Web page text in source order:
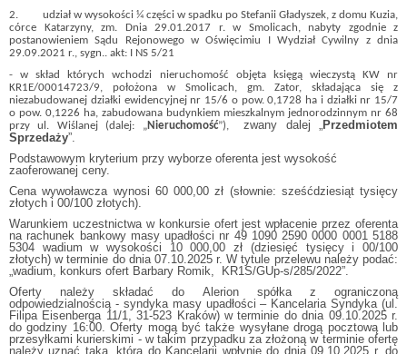
2. udział w wysokości ¼ części w spadku po Stefanii Gładyszek, z domu Kuzia,
córce Katarzyny, zm. Dnia 29.01.2017 r. w Smolicach, nabyty zgodnie z
postanowieniem Sądu Rejonowego w Oświęcimiu I Wydział Cywilny z dnia
29.09.2021 r., sygn.. akt: I NS 5/21
- w skład których wchodzi nieruchomość objęta księgą wieczystą KW nr
KR1E/00014723/9, położona w Smolicach, gm. Zator, składająca się z
niezabudowanej działki ewidencyjnej nr 15/6 o pow. 0,1728 ha i działki nr 15/7
o pow. 0,1226 ha, zabudowana budynkiem mieszkalnym jednorodzinnym nr 68
przy ul. Wiślanej (dalej: „Nieruchomość”),zwany dalej „
Przedmiotem
Sprzedaży”.
Podstawowym kryterium przy wyborze oferenta jest wysokość
zaoferowanej ceny.
Cena wywoławcza wynosi 60 000,00 zł (słownie: sześćdziesiąt tysięcy
złotych i 00/100 złotych).
Warunkiem uczestnictwa w konkursie ofert jest wpłacenie przez oferenta
na rachunek bankowy masy upadłości nr 49 1090 2590 0000 0001 5188
5304 wadium w wysokości 10 000,00 zł (dziesięć tysięcy i 00/100
złotych) w terminie do dnia 07.10.2025 r. W tytule przelewu należy podać:
„wadium, konkurs ofert Barbary Romik, KR1S/GUp-s/285/2022”.
Oferty należy składać do Alerion spółka z ograniczoną
odpowiedzialnością - syndyka masy upadłości – Kancelaria Syndyka (ul.
Filipa Eisenberga 11/1, 31-523 Kraków) w terminie do dnia 09.10.2025 r.
do godziny 16:00.
Oferty mogą być także wysyłane drogą pocztową lub
przesyłkami kurierskimi ‑ w takim przypadku za złożoną w terminie ofertę
należy uznać taką, która do Kancelarii wpłynie do dnia 09.10.2025 r. do